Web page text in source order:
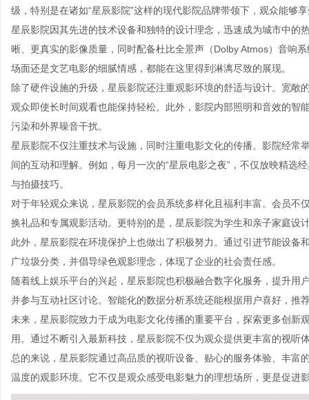
级，特别是在诸如“星辰影院”这样的现代影院品牌带领下，观众能够
星辰影院因其先进的技术设备和独特的设计理念，迅速成为城市中
晰、更真实的影像质量，同时配备杜比全景声（Dolby Atmos）音响
场面还是文艺电影的细腻情感，都能在这里得到淋漓尽致的展现。
除了硬件设施的升级，星辰影院还注重观影环境的舒适与设计。宽
观众即使长时间观看也能保持轻松。此外，影院内部照明和音效的智
污染和外界噪音干扰。
星辰影院不仅注重技术与设施，同时注重电影文化的传播。影院经常
间的互动和理解。例如，每月一次的“星辰电影之夜”，不仅放映精选
与拍摄技巧。
对于年轻观众来说，星辰影院的会员系统多样化且福利丰富。会员
换礼品和专属观影活动。更特别的是，星辰影院为学生和亲子家庭设
此外，星辰影院在环境保护上也做出了积极努力。通过引进节能设
广垃圾分类，并倡导绿色观影理念，体现了企业的社会责任感。
随着线上娱乐平台的兴起，星辰影院也积极融合数字化服务，提升用
并参与互动社区讨论。智能化的数据分析系统还能根据用户喜好，推
未来，星辰影院致力于成为电影文化传播的重要平台，探索更多创新
用。通过不断引入最新科技，星辰影院不仅为观众提供更丰富的视听
总的来说，星辰影院通过高品质的视听设备、贴心的服务体验、丰
温度的观影环境。它不仅是观众感受电影魅力的理想场所，更是促进